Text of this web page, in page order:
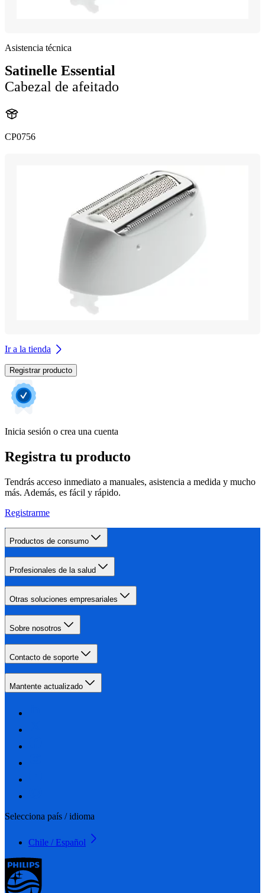
Asistencia técnica
Satinelle Essential
Cabezal de afeitado
CP0756
Ir a la tienda
Registrar producto
Inicia sesión o crea una cuenta
Registra tu producto
Tendrás acceso inmediato a manuales, asistencia a medida y mucho
más. Además, es fácil y rápido.
Registrarme
Productos de consumo
Profesionales de la salud
Otras soluciones empresariales
Sobre nosotros
Contacto de soporte
Mantente actualizado
Selecciona país / idioma
Chile / Español